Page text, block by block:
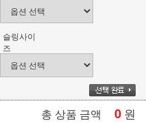
슬링사이
즈
총 상품 금액 0 원